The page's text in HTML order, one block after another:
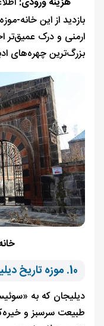
بازدید از این خانه-
ارمنی و درک
بزرگ‌ترین چهره‌های
10. موزه تاریخ دیلیجان
دیلیجان که به
طبیعت سرسبز و